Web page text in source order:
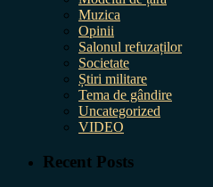
Muzica
Opinii
Salonul refuzaților
Societate
Știri militare
Tema de gândire
Uncategorized
VIDEO
Recent Posts